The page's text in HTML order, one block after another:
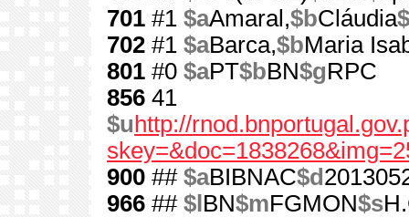
701 #1 $aAmaral,$bCláudia
702 #1 $aBarca,$bMaria
801 #0 $aPT$bBN$gRPC
856 41
$u http://
900 ## $aBIBNAC$d
966 ## $l BN$mFGMON$s